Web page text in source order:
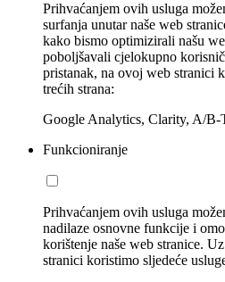
Prihvaćanjem ovih usluga
surfanja unutar naše web
kako bismo optimizirali našu
poboljšavali cjelokupno
pristanak, na ovoj web stranici
trećih strana:
Google Analytics, Clarity, A/B-
Funkcioniranje
Prihvaćanjem ovih usluga
nadilaze osnovne funkcije i
korištenje naše web stranice.
stranici koristimo sljedeće